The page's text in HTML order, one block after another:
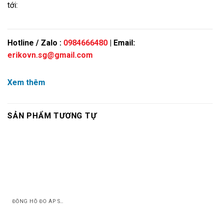
tới:
Hotline / Zalo : 0984666480 | Email:
erikovn.sg@gmail.com
Xem thêm
SẢN PHẨM TƯƠNG TỰ